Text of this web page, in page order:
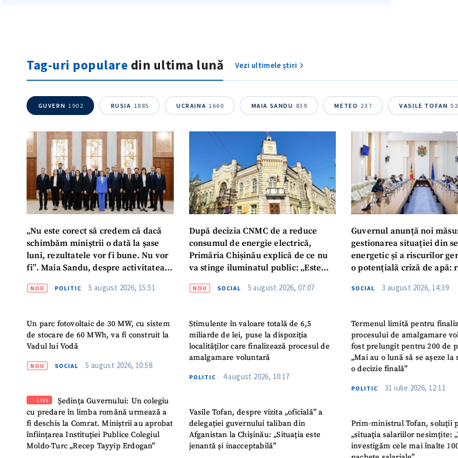
Tag-uri populare din ultima lună Vezi ultimele știri
GUVERN 1902 RUSIA 1885 UCRAINA 1660 MAIA SANDU 839 METEO 237 VASILE TOFAN 52
„Nu este corect să credem că dacă
schimbăm miniștrii o dată la șase
luni, rezultatele vor fi bune. Nu vor
fi”. Maia Sandu, despre activitatea
NOU POLITIC 5 august 2026, 15:51
Un parc fotovoltaic de 30 MW, cu sistem
de stocare de 60 MWh, va fi construit la
Vadul lui Vodă
NOU SOCIAL 5 august 2026, 10:58
LIVE
Ședința Guvernului: Un colegiu
cu predare în limba română urmează a
fi deschis la Comrat. Miniștrii au aprobat
înființarea Instituției Publice Colegiul
Moldo-Turc „Recep Tayyip Erdogan”
După decizia CNMC de a reduce
consumul de energie electrică,
Primăria Chișinău explică de ce nu
va stinge iluminatul public: „Este
NOU SOCIAL 5 august 2026, 07:07
Stimulente în valoare totală de 6,5
miliarde de lei, puse la dispoziția
localităților care finalizează procesul de
amalgamare voluntară
POLITIC 4 august 2026, 10:17
Vasile Tofan, despre vizita „oficială” a
delegației guvernului taliban din
Afganistan la Chișinău: „Situația este
jenantă și inacceptabilă”
Guvernul anunță noi
gestionarea situației din
energetic și a riscurilor
o potențială criză de apă:
SOCIAL 3 august 2026, 14:39
Termenul limită pentru
procesului de amalgamare
fost prelungit pentru 200 de
„Mai au o lună să se așeze la
o decizie finală”
POLITIC 31 iulie 2026, 12:11
Prim-ministrul Tofan, soluții
„situația salariilor nesimțite:
investigăm cele mai înalte